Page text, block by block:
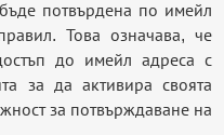
потвърдена по имейл
Това означава, че
до имейл адреса с
за да активира своята
за потвърждаване на